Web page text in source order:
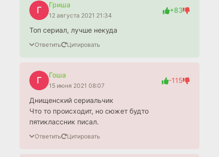
Г
Гриша
12 августа 2021 21:34
+83
Топ сериал, лучше некуда
Ответить Цитировать
Г
Гоша
15 июня 2021 08:07
-115
Днищенский сериальчик
Что то происходит, но сюжет будто
пятиклассник писал.
Ответить Цитировать